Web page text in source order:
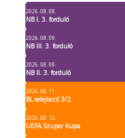
2026. 08. 08.
NB I. 3. forduló
2026. 08. 09.
NB III. 3. forduló
2026. 08. 09.
NB II. 3. forduló
2026. 08. 11.
BL selejtező 3/2.
2026. 08. 12.
UEFA Szuper Kupa